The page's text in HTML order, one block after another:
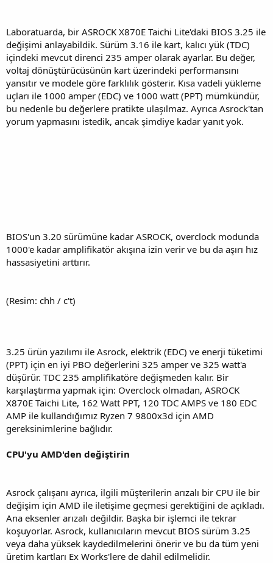
Laboratuarda, bir ASROCK X870E Taichi Lite'daki BIOS 3.25 ile
değişimi anlayabildik. Sürüm 3.16 ile kart, kalıcı yük (TDC)
içindeki mevcut direnci 235 amper olarak ayarlar. Bu değer,
voltaj dönüştürücüsünün kart üzerindeki performansını
yansıtır ve modele göre farklılık gösterir. Kısa vadeli yükleme
uçları ile 1000 amper (EDC) ve 1000 watt (PPT) mümkündür,
bu nedenle bu değerlere pratikte ulaşılmaz. Ayrıca Asrock'tan
yorum yapmasını istedik, ancak şimdiye kadar yanıt yok.
BIOS'un 3.20 sürümüne kadar ASROCK, overclock modunda
1000'e kadar amplifikatör akışına izin verir ve bu da aşırı hız
hassasiyetini arttırır.
(Resim: chh / c't)
3.25 ürün yazılımı ile Asrock, elektrik (EDC) ve enerji tüketimi
(PPT) için en iyi PBO değerlerini 325 amper ve 325 watt'a
düşürür. TDC 235 amplifikatöre değişmeden kalır. Bir
karşılaştırma yapmak için: Overclock olmadan, ASROCK
X870E Taichi Lite, 162 Watt PPT, 120 TDC AMPS ve 180 EDC
AMP ile kullandığımız Ryzen 7 9800x3d için AMD
gereksinimlerine bağlıdır.
CPU'yu AMD'den değiştirin
Asrock çalışanı ayrıca, ilgili müşterilerin arızalı bir CPU ile bir
değişim için AMD ile iletişime geçmesi gerektiğini de açıkladı.
Ana eksenler arızalı değildir. Başka bir işlemci ile tekrar
koşuyorlar. Asrock, kullanıcıların mevcut BIOS sürüm 3.25
veya daha yüksek kaydedilmelerini önerir ve bu da tüm yeni
üretim kartları Ex Works'lere de dahil edilmelidir.